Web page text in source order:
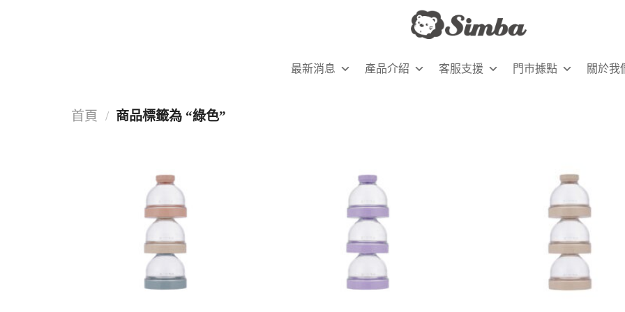
最新消息 產品介紹 客服支援 門市據點 關於我
首頁 / 商品標籤為 “綠色”